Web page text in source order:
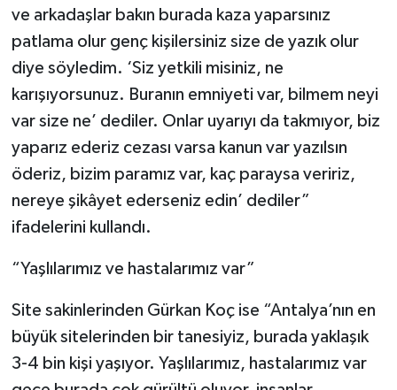
ve arkadaşlar bakın burada kaza yaparsınız
patlama olur genç kişilersiniz size de yazık olur
diye söyledim. ‘Siz yetkili misiniz, ne
karışıyorsunuz. Buranın emniyeti var, bilmem neyi
var size ne’ dediler. Onlar uyarıyı da takmıyor, biz
yaparız ederiz cezası varsa kanun var yazılsın
öderiz, bizim paramız var, kaç paraysa veririz,
nereye şikâyet ederseniz edin’ dediler”
ifadelerini kullandı.
“Yaşlılarımız ve hastalarımız var”
Site sakinlerinden Gürkan Koç ise “Antalya’nın en
büyük sitelerinden bir tanesiyiz, burada yaklaşık
3-4 bin kişi yaşıyor. Yaşlılarımız, hastalarımız var